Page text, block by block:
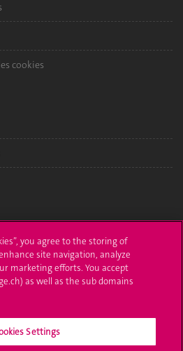
cookies
you agree to the storing of
site navigation, analyze
marketing efforts. You accept
as well as the sub domains
Settings